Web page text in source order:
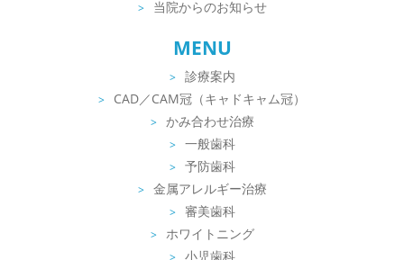
当院からのお知らせ
MENU
診療案内
CAD／CAM冠（キャドキャム冠）
かみ合わせ治療
一般歯科
予防歯科
金属アレルギー治療
審美歯科
ホワイトニング
小児歯科